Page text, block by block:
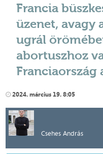
Francia
üzenet, avagy
ugrál
abortuszhoz
Franciaország
2024. március 19. 8:05
Csehes András